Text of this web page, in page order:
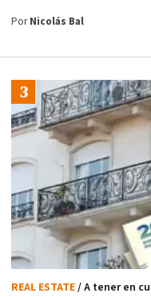
PorNicolás Bal
REAL ESTATE/ A tener en